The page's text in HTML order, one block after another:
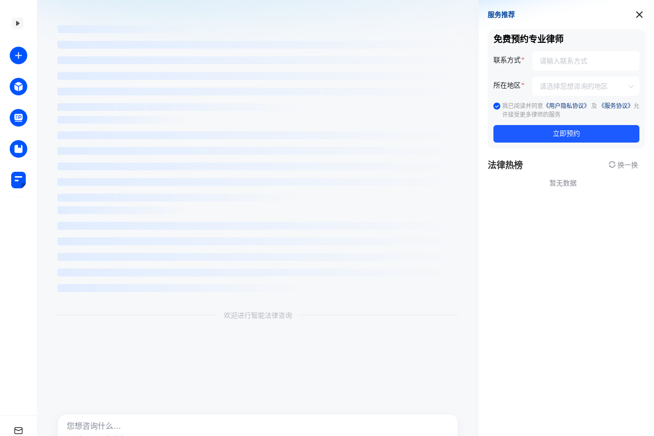
欢迎进行智能法律咨询
服务推荐
服务推荐
免费预约专业律师
联系方式
所在地区
我已阅读并同意 《用户隐私协议》 及 《服务协议》 允
许接受更多律师的服务
立即预约
法律热榜 换一换
暂无数据